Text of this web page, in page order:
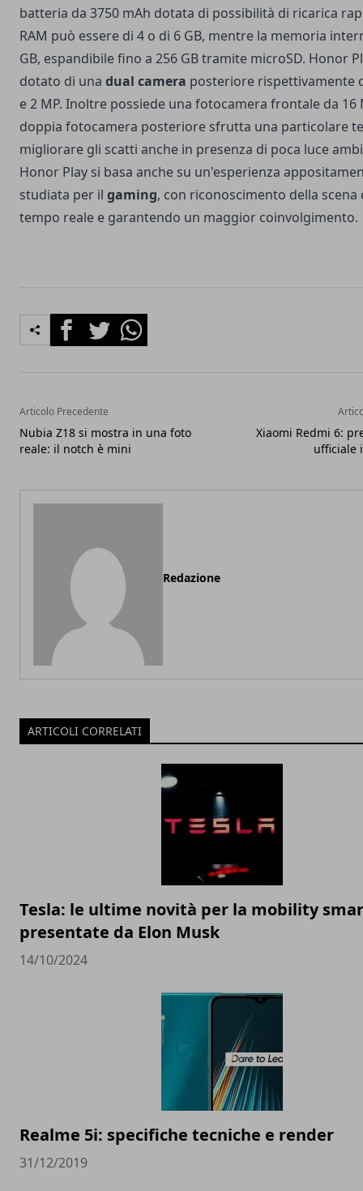
batteria da 3750 mAh dotata di possibilità di ricarica
RAM può essere di 4 o di 6 GB, mentre la memoria
GB, espandibile fino a 256 GB tramite microSD. Honor
dotato di una dual camera posteriore rispettivamente
e 2 MP. Inoltre possiede una fotocamera frontale da 16
doppia fotocamera posteriore sfrutta una particolare
migliorare gli scatti anche in presenza di poca luce
Honor Play si basa anche su un'esperienza
studiata per il gaming, con riconoscimento della scena
tempo reale e garantendo un maggior coinvolgimento.
FacebookTwitterWhatsapp
Articolo Precedente
Nubia Z18 si mostra in una foto
reale: il notch è mini
Xiaomi Redmi 6:
ufficiale
Redazione
ARTICOLI CORRELATI
Tesla: le ultime novità per la mobility
presentate da Elon Musk
14/10/2024
Realme 5i: specifiche tecniche e render
31/12/2019